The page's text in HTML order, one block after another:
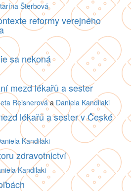
Šterbová
reformy verejného
sa nekoná
mezd lékařů a sester
Reisnerováa Daniela Kandilaki
lékařů a sester v České
Kandilaki
zdravotnictví
Kandilaki